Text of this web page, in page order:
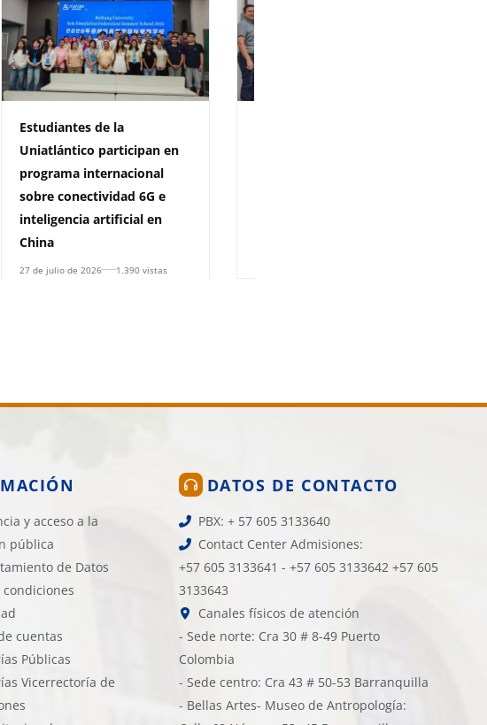
Estudiantes de la
Uniatlántico participan en
programa internacional
sobre conectividad 6G e
inteligencia artificial en
China
27 de julio de 2026 1.390 vistas
y acceso a la
pública
de Datos
cuentas
Públicas
Vicerrectoría de
DATOS DE CONTACTO
PBX: + 57 605 3133640
Contact Center Admisiones:
+57 605 3133641 - +57 605 3133642 +57 605
3133643
Canales físicos de atención
- Sede norte: Cra 30 # 8-49 Puerto
Colombia
- Sede centro: Cra 43 # 50-53 Barranquilla
- Bellas Artes- Museo de Antropología: